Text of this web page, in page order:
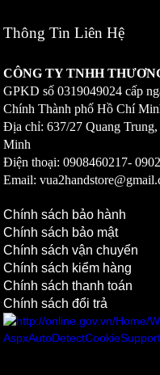
Thông Tin Liên Hệ
CÔNG TY TNHH
GPKD số0319049024 cấp
Chính Thành phố Hồ Chí
Địa chỉ: 637/27 Quang
Minh
Điện thoại: 0908460217-
Email:
Chính sách bảo hành
Chính sách bảo mật
Chính sách vận chuyển
Chính sách kiểm hàng
Chính sách thanh toán
Chính sách đổi trả